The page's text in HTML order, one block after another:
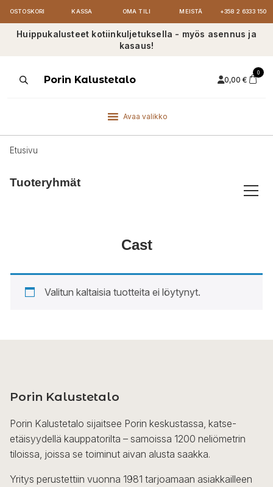
OSTOSKORI KASSA OMA TILI MEISTÄ +358 2 6333 150
Huippukalusteet kotiinkuljetuksella - myös asennus ja
kasaus!
ProductsPorin Kalustetalo 0,00 €
0
Avaa valikko
Etusivu
Tuoteryhmät
Cast
Valitun kaltaisia tuotteita ei löytynyt.
Porin Kalustetalo
Porin Kalustetalo sijaitsee Porin keskustassa, katse-
etäisyydellä kauppatorilta – samoissa 1200 neliömetrin
tiloissa, joissa se toiminut aivan alusta saakka.
Yritys perustettiin vuonna 1981 tarjoamaan asiakkailleen